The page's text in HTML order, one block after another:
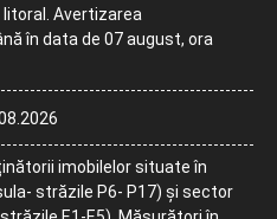
litoral. Avertizarea
în data de 07 august, ora
imobilelor situate în
străzile P6- P17) și sector